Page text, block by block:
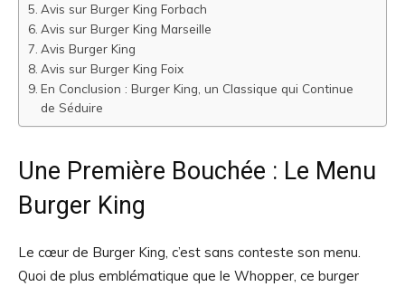
Avis sur Burger King Forbach
Avis sur Burger King Marseille
Avis Burger King
Avis sur Burger King Foix
En Conclusion : Burger King, un Classique qui Continue
de Séduire
Une Première Bouchée : Le Menu
Burger King
Le cœur de Burger King, c’est sans conteste son menu.
Quoi de plus emblématique que le Whopper, ce burger